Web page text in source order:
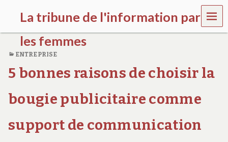
La tribune de l'information par
les femmes
a
i
n
MEN
U
ENTREPRISE
5 bonnes raisons de choisir la
bougie publicitaire comme
support de communication